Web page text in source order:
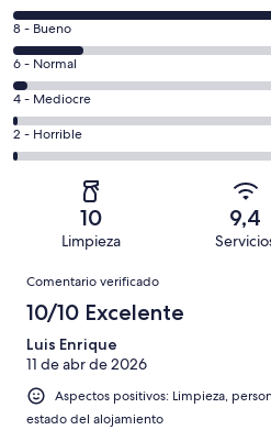
comentarios
de
un
total
de
142
con
puntuación
21
comentarios
de
un
total
de
puntuación
8 - Bueno
4
comentarios
de
un
total
puntuación
Normal
6 - Normal
1
comentarios
de
una
puntuación
Mediocre
4 - Mediocre
1
comentarios
142
una
puntuación
de
2 - Horrible
10
Limpieza
9,4
Comentarios
Comentario verificado
10/10 Excelente
Luis Enrique
11 de abr de 2026
Aspectos positivos: Limpieza,
estado del alojamiento